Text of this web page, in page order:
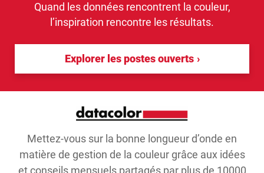
Quand les données rencontrent la couleur,
l’inspiration rencontre les résultats.
Explorer les postes ouverts
Mettez-vous sur la bonne longueur d’onde en
matière de gestion de la couleur grâce aux idées
et conseils mensuels partagés par plus de 10000